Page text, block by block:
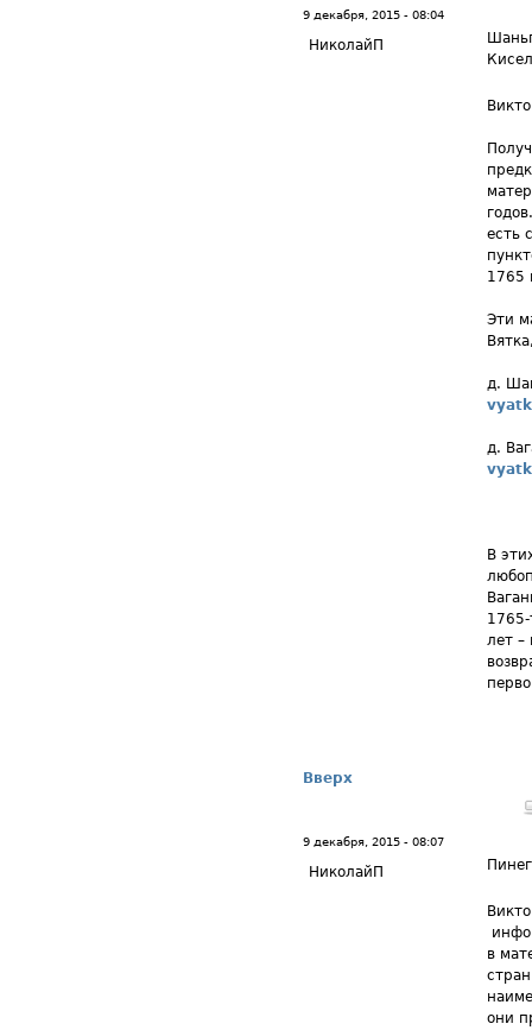
9 декабря, 2015 - 08:04
НиколайП
есть
1765
Эти
д.
д.
В
лет –
Вверх
9 декабря, 2015 - 08:07
НиколайП
в
они